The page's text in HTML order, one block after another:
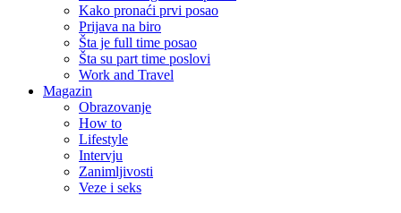
Kako pronaći prvi posao
Prijava na biro
Šta je full time posao
Šta su part time poslovi
Work and Travel
Magazin
Obrazovanje
How to
Lifestyle
Intervju
Zanimljivosti
Veze i seks